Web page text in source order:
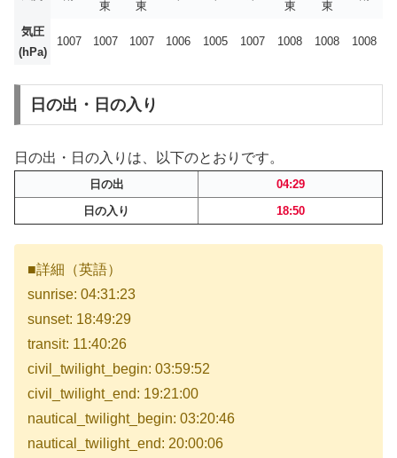
東
東
東
東
気圧
(hPa)
1007 1007 1007 1006 1005 1007 1008 1008 1008
日の出・日の入り
日の出・日の入りは、以下のとおりです。
日の出
04:29
日の入り
18:50
■詳細（英語）
sunrise: 04:31:23
sunset: 18:49:29
transit: 11:40:26
civil_twilight_begin: 03:59:52
civil_twilight_end: 19:21:00
nautical_twilight_begin: 03:20:46
nautical_twilight_end: 20:00:06